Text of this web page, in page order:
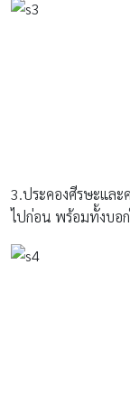
3.ประคองศีรษะแล
ไปก่อน พร้อมทั้งบอ